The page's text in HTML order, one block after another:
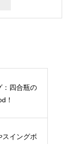
：四合瓶の
！
スイングボ